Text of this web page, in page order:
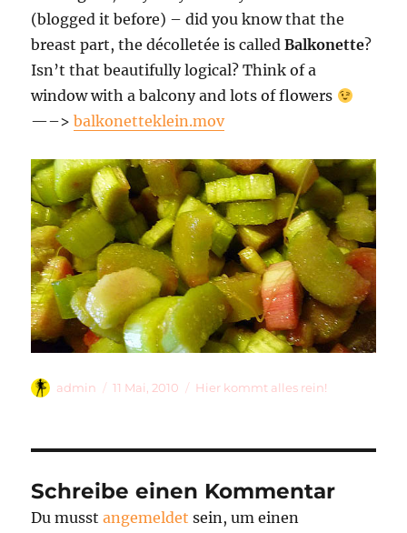
(blogged it before) – did you know that the
breast part, the décolletée is calledBalkonette?
Isn’t that beautifully logical? Think of a
window with a balcony and lots of flowers
—–>balkonetteklein.mov
Autor
admin
Veröffentlicht
11 Mai, 2010 Kategorien
Hier kommt alles rein!
Schreibe einen Kommentar
Du musstangemeldet sein, um einen